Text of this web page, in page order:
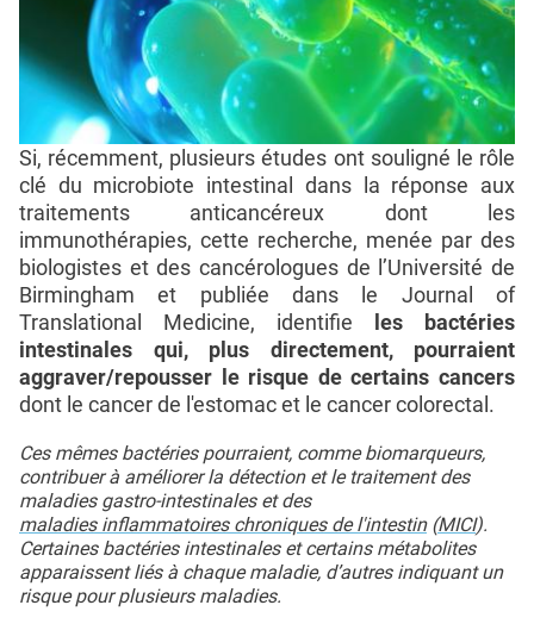
Si, récemment, plusieurs études ont souligné le rôle
clé du microbiote intestinal dans la réponse aux
traitements anticancéreux dont les
immunothérapies, cette recherche, menée par des
biologistes et des cancérologues de l’Université de
Birmingham et publiée dans le Journal of
Translational Medicine, identifie les bactéries
intestinales qui, plus directement, pourraient
aggraver/repousser le risque de certains cancers
dont le cancer de l'estomac et le cancer colorectal.
Ces mêmes bactéries pourraient, comme biomarqueurs,
contribuer à améliorer la détection et le traitement des
maladies gastro-intestinales et des
maladies inflammatoires chroniques de l'intestin(MICI).
Certaines bactéries intestinales et certains métabolites
apparaissent liés à chaque maladie, d’autres indiquant un
risque pour plusieurs maladies.